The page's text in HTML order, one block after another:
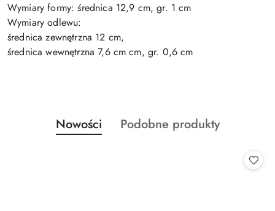
Wymiary formy: średnica 12,9 cm, gr. 1 cm
Wymiary odlewu:
średnica zewnętrzna 12 cm,
średnica wewnętrzna 7,6 cm cm, gr. 0,6 cm
Pomiń karuzelę produktów
Produkty
o
Nowości
Produkty
Podobne produkty